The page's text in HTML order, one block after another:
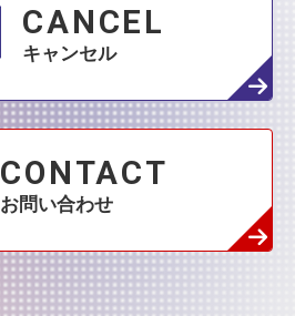
CANCEL
キャンセル
CONTACT
お問い合わせ